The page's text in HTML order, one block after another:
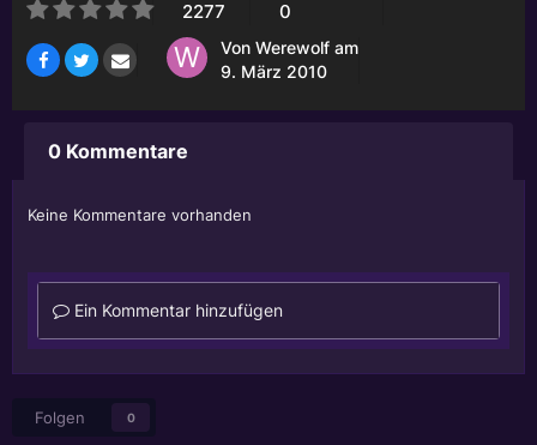
2277 0
Von Werewolf am
9. März 2010
0 Kommentare
Keine Kommentare vorhanden
Ein Kommentar hinzufügen
Folgen 0